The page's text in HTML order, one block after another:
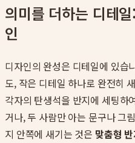
의미를 더하는 디테
인
디자인의 완성은 디테일에 있습
도, 작은 디테일 하나로 완전히
각자의 탄생석을 반지에 세팅하
거나, 두 사람만 아는 문구나 그
지 안쪽에 새기는 것은 맞춤형 반